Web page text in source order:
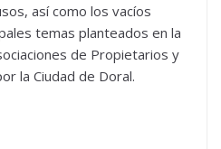
así como los vacíos
temas planteados en la
de Propietarios y
la Ciudad de Doral.